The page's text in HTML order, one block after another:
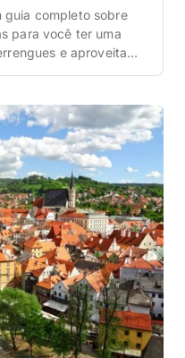
guia completo sobre
para você ter uma
e aproveitar
de hotéis bons